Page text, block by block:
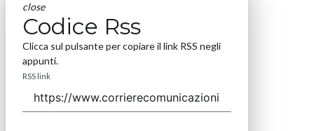
close
Codice Rss
Clicca sul pulsante per copiare il link RSS negli
appunti.
RSS link